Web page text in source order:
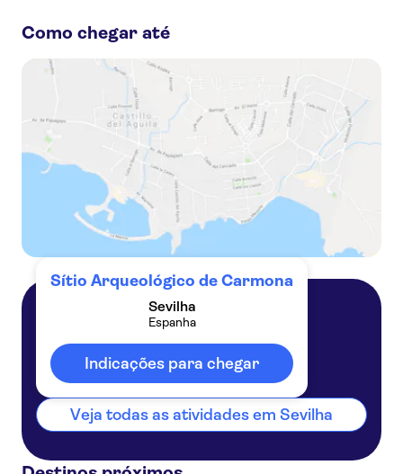
Catedral de Sevilha
Real Alcázar de Sevilha
Torre de Ouro
Como chegar até
Sítio Arqueológico de Carmona
Sevilha
Espanha
Indicações para chegar
Espanha
Veja todas as atividades em Sevilha